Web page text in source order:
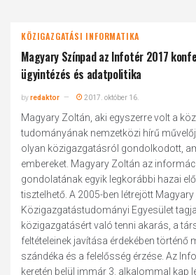
KÖZIGAZGATÁSI INFORMATIKA
Magyary Színpad az Infotér 2017
ügyintézés és adatpolitika
byredaktor 2017. október 16.
Magyary Zoltán, aki egyszerre volt a
tudományának nemzetközi hírű
olyan közigazgatásról gondolkodott,
embereket. Magyary Zoltán az
gondolatának egyik legkorábbi hazai
tisztelhető. A 2005-ben létrejött
Közigazgatástudományi Egyesület
közigazgatásért való tenni akarás, a
feltételeinek javítása érdekében történő
szándéka és a felelősség érzése. Az
keretén belül immár 3. alkalommal kap